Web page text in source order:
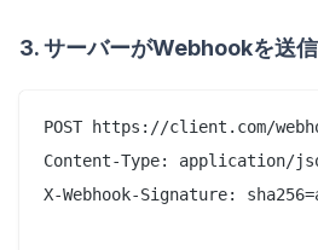
3. サーバーがWebhookを送
POST https://client.com/
Content-Type: application/
X-Webhook-Signature: